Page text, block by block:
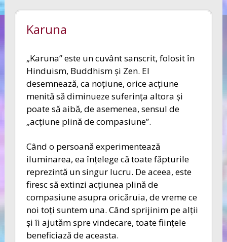
Karuna
„Karuna” este un cuvânt sanscrit, folosit în
Hinduism, Buddhism şi Zen. El
desemnează, ca noţiune, orice acţiune
menită să diminueze suferinţa altora şi
poate să aibă, de asemenea, sensul de
„acţiune plină de compasiune”.
Când o persoană experimentează
iluminarea, ea înţelege că toate făpturile
reprezintă un singur lucru. De aceea, este
firesc să extinzi acţiunea plină de
compasiune asupra oricăruia, de vreme ce
noi toţi suntem una. Când sprijinim pe alţii
şi îi ajutăm spre vindecare, toate fiinţele
beneficiază de aceasta.